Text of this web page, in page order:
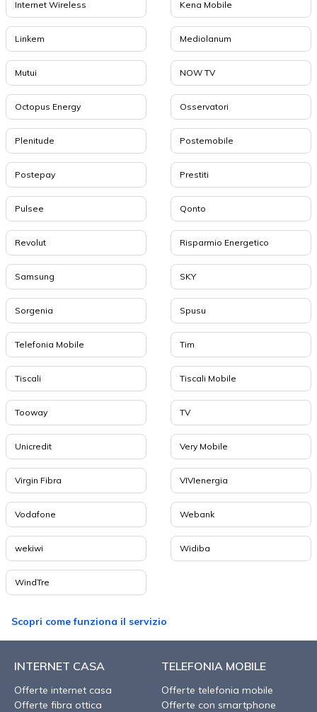
Internet Wireless Kena Mobile
Linkem Mediolanum
Mutui NOW TV
Octopus Energy Osservatori
Plenitude Postemobile
Postepay Prestiti
Pulsee Qonto
Revolut Risparmio Energetico
Samsung SKY
Sorgenia Spusu
Telefonia Mobile Tim
Tiscali Tiscali Mobile
Tooway TV
Unicredit Very Mobile
Virgin Fibra VIVIenergia
Vodafone Webank
wekiwi Widiba
WindTre
Scopri come funziona il servizio
INTERNET CASA
Offerte internet casa
Offerte fibra ottica
TELEFONIA MOBILE
Offerte telefonia mobile
Offerte con smartphone